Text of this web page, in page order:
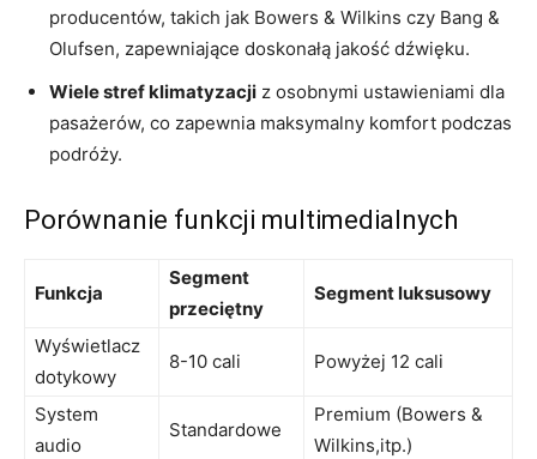
producentów, takich jak Bowers & Wilkins czy‍ Bang &
Olufsen, zapewniające doskonałą jakość ⁣dźwięku.
Wiele stref klimatyzacji ‍z osobnymi ustawieniami dla
pasażerów, co zapewnia maksymalny komfort podczas‌
podróży.
Porównanie funkcji multimedialnych
Funkcja
Segment
przeciętny
Segment luksusowy
Wyświetlacz
dotykowy
8-10 cali Powyżej 12 cali
System
audio
Standardowe
Premium (Bowers &
Wilkins,itp.)